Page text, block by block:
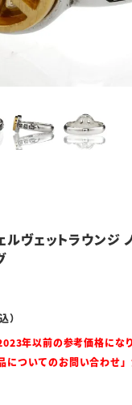
ルヴェットラウン